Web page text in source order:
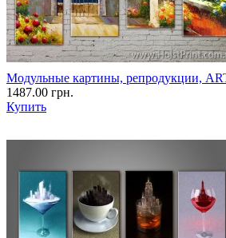
Модульные картины, репродукции,
1487.00 грн.
Купить